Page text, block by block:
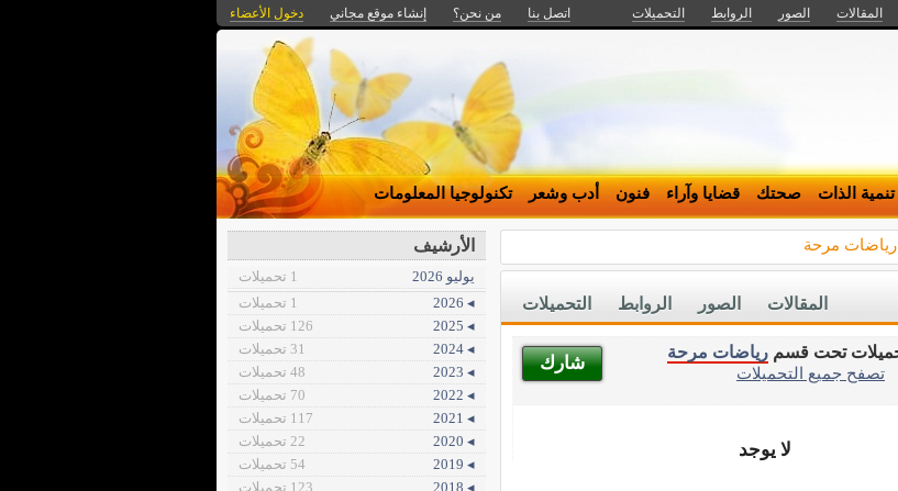
المقالات الصور الروابط التحميلات اتصل بنا من نحن؟ إنشاء موقع مجاني دخول الأعضاء
تنمية الذات صحتك قضايا وآراء فنون أدب وشعر تكنولوجيا المعلومات
رياضات مرحة
التحميلات الروابط الصور المقالات
شارك
رياضات مرحة
تصفح جميع التحميلات
لا يوجد
الأرشيف
يوليو 2026
1 تحميلات
◂ 2026
1 تحميلات
◂ 2025
126 تحميلات
◂ 2024
31 تحميلات
◂ 2023
48 تحميلات
◂ 2022
70 تحميلات
◂ 2021
117 تحميلات
◂ 2020
22 تحميلات
◂ 2019
54 تحميلات
◂ 2018
123 تحميلات